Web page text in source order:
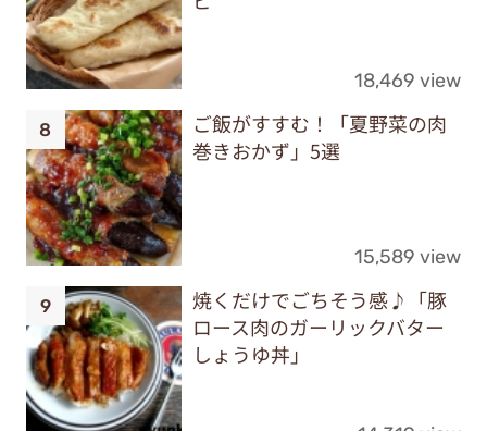
18,469 view
ご飯がすすむ！「夏野菜の肉
巻きおかず」5選
15,589 view
焼くだけでごちそう感♪「豚
ロース肉のガーリックバター
しょうゆ丼」